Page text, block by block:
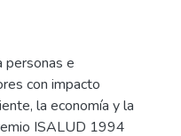
personas e
con impacto
la economía y la
ISALUD 1994